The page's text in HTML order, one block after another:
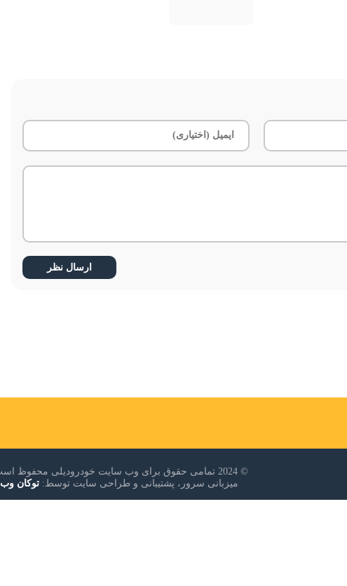
© 2024 تمامی حقوق برای وب سایت خودرودیلی محفوظ است.
میزبانی سرور، پشتیبانی و طراحی سایت توسط: توکان وب